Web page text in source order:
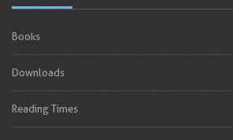
Books
Downloads
Reading Times